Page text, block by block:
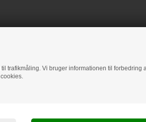
trafikmåling. Vi bruger informationen til forbedring